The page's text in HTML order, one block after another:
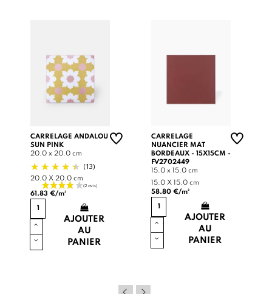
CARRELAGE ANDALOU
SUN PINK
20.0 x 20.0 cm
(13)
20.0 X 20.0 cm
61.83 €/m²
AJOUTER
AU
PANIER
CARRELAGE
NUANCIER MAT
BORDEAUX - 15X15CM -
FV2702449
15.0 x 15.0 cm
15.0 X 15.0 cm
58.80 €/m²
AJOUTER
AU
PANIER